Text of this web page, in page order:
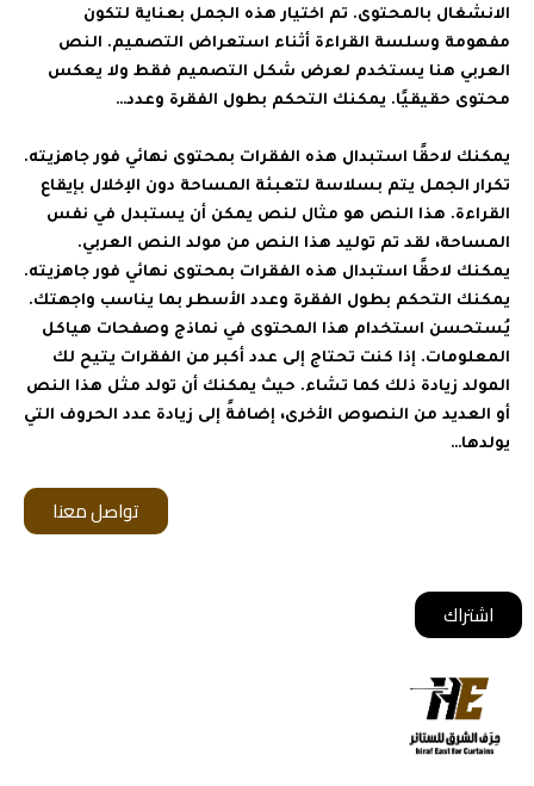
الانشغال بالمحتوى. تم اختيار هذه الجمل بعناية لتكون
مفهومة وسلسة القراءة أثناء استعراض التصميم. النص
العربي هنا يستخدم لعرض شكل التصميم فقط ولا يعكس
محتوى حقيقيًا. يمكنك التحكم بطول الفقرة وعدد…
يمكنك لاحقًا استبدال هذه الفقرات بمحتوى نهائي فور جاهزيته.
تكرار الجمل يتم بسلاسة لتعبئة المساحة دون الإخلال بإيقاع
القراءة. هذا النص هو مثال لنص يمكن أن يستبدل في نفس
المساحة، لقد تم توليد هذا النص من مولد النص العربي.
يمكنك لاحقًا استبدال هذه الفقرات بمحتوى نهائي فور جاهزيته.
يمكنك التحكم بطول الفقرة وعدد الأسطر بما يناسب واجهتك.
يُستحسن استخدام هذا المحتوى في نماذج وصفحات هياكل
المعلومات. إذا كنت تحتاج إلى عدد أكبر من الفقرات يتيح لك
المولد زيادة ذلك كما تشاء. حيث يمكنك أن تولد مثل هذا النص
أو العديد من النصوص الأخرى، إضافةً إلى زيادة عدد الحروف التي
يولدها…
تواصل معنا
اشتراك